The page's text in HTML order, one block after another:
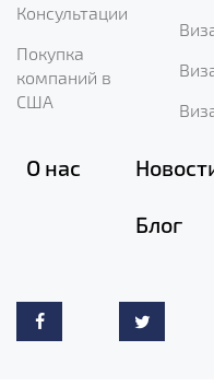
Консультации
Покупка
компаний в
США
О нас
Блог